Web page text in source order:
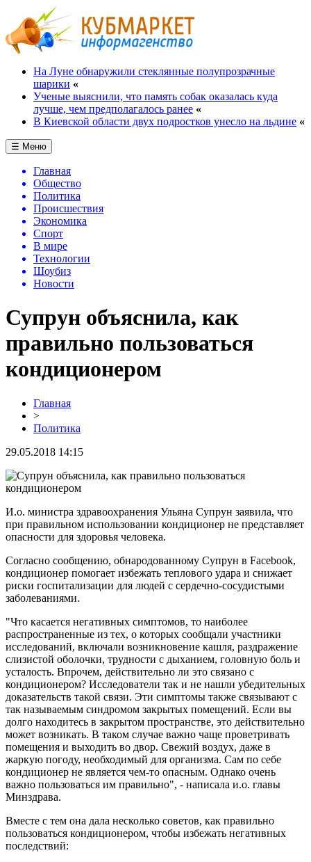
На Луне обнаружили стеклянные полупрозрачные
шарики «
Ученые выяснили, что память собак оказалась куда
лучше, чем предполагалось ранее «
В Киевской области двух подростков унесло на льдине «
☰ Меню
Главная
Общество
Политика
Происшествия
Экономика
Спорт
В мире
Технологии
Шоубиз
Новости
Супрун объяснила, как
правильно пользоваться
кондиционером
Главная
>
Политика
29.05.2018 14:15
И.о. министра здравоохранения Ульяна Супрун заявила, что
при правильном использовании кондиционер не представляет
опасности для здоровья человека.
Согласно сообщению, обнародованному Супрун в Facebook,
кондиционер помогает избежать теплового удара и снижает
риски госпитализации для людей с сердечно-сосудистыми
заболеваниями.
"Что касается негативных симптомов, то наиболее
распространенные из тех, о которых сообщали участники
исследований, включали возникновение кашля, раздражение
слизистой оболочки, трудности с дыханием, головную боль и
усталость. Впрочем, действительно ли это связано с
кондиционером? Исследователи так и не нашли убедительных
доказательств такой связи. Эти симптомы также связывают с
так называемым синдромом закрытых помещений. Если вы
долго находитесь в закрытом пространстве, это действительно
может возникать. В таком случае важно чаще проветривать
помещения и выходить во двор. Свежий воздух, даже в
жаркую погоду, необходимый для организма. Сам по себе
кондиционер не является чем-то опасным. Однако очень
важно пользоваться им правильно", - написала и.о. главы
Минздрава.
Вместе с тем она дала несколько советов, как правильно
пользоваться кондиционером, чтобы избежать негативных
последствий: